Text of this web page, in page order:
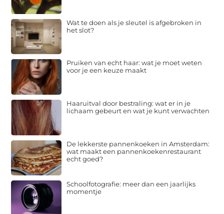
Wat te doen als je sleutel is afgebroken in
het slot?
Pruiken van echt haar: wat je moet weten
voor je een keuze maakt
Haaruitval door bestraling: wat er in je
lichaam gebeurt en wat je kunt verwachten
De lekkerste pannenkoeken in Amsterdam:
wat maakt een pannenkoekenrestaurant
echt goed?
Schoolfotografie: meer dan een jaarlijks
momentje